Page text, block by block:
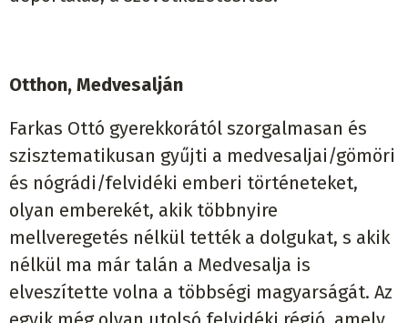
Otthon, Medvesalján
Farkas Ottó gyerekkorától szorgalmasan és
szisztematikusan gyűjti a medvesaljai/gömöri
és nógrádi/felvidéki emberi történeteket,
olyan emberekét, akik többnyire
mellveregetés nélkül tették a dolgukat, s akik
nélkül ma már talán a Medvesalja is
elveszítette volna a többségi magyarságát. Az